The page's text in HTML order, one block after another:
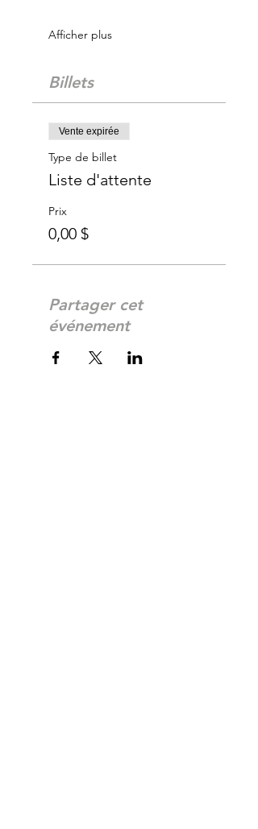
Afficher plus
Billets
Vente expirée
Type de billet
Liste d'attente
Prix
0,00 $
Partager cet
événement